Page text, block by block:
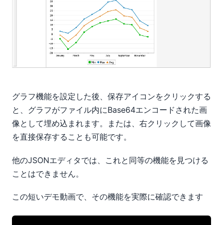
グラフ機能を設定した後、保存アイコンをクリックする
と、グラフがファイル内にBase64エンコードされた画
像として埋め込まれます。または、右クリックして画像
を直接保存することも可能です。
他のJSONエディタでは、これと同等の機能を見つける
ことはできません。
この短いデモ動画で、その機能を実際に確認できます